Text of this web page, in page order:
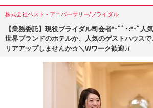
株式会社ベスト - アニバーサリー/ブライダル
【業務委託】現役ブライダル司会者*･ﾟﾟ･:*･ﾟ人
世界ブランドのホテルか、人気のゲストハウス
リアアップしませんか☆＼Wワーク歓迎♪/